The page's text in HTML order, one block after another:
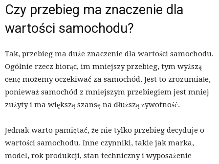
Czy przebieg ma znaczenie dla
wartości samochodu?
Tak, przebieg ma duże znaczenie dla wartości samochodu.
Ogólnie rzecz biorąc, im mniejszy przebieg, tym wyższą
cenę możemy oczekiwać za samochód. Jest to zrozumiałe,
ponieważ samochód z mniejszym przebiegiem jest mniej
zużyty i ma większą szansę na dłuższą żywotność.
Jednak warto pamiętać, że nie tylko przebieg decyduje o
wartości samochodu. Inne czynniki, takie jak marka,
model, rok produkcji, stan techniczny i wyposażenie